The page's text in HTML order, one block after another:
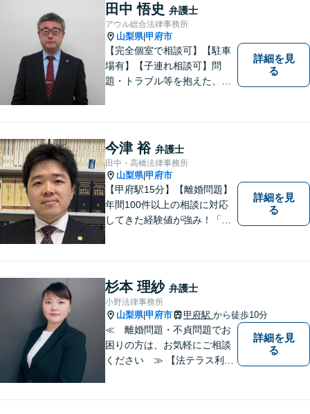
田中 悟史 弁護士
アウル総合法律事務所
山梨県|甲府市
【完全個室で相談可】【駐車
場有】【子連れ相談可】問
題・トラブル等を抱えた、ま
談ください。 法的な観点から
分析し、解決に向けてどのよ
うな方法・手段を取ることが
良いのか等を助言させていた
だきます。
詳細を見
る
今津 裕 弁護士
田中・高橋法律事務所
山梨県|甲府市
【甲府駅15分】【離婚問題】
年間100件以上の相談に対応
してきた経験値が強み！「離
ちしています【相続】遺言書
の作成や相続人の紛争解決ま
で幅広く対応できます【初回
面談無料】
詳細を見
る
杉本 理紗 弁護士
小野法律事務所
山梨県|甲府市 甲府駅 から徒歩10分
≪ 離婚問題・不貞問題でお
困りの方は、お気軽にご相談
ください ≫ 【法テラス利用
詳細を見
る